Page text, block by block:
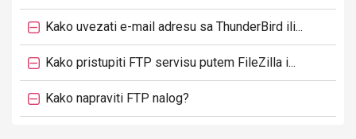
Kako uvezati e-mail adresu sa ThunderBird ili...
Kako pristupiti FTP servisu putem FileZilla i...
Kako napraviti FTP nalog?